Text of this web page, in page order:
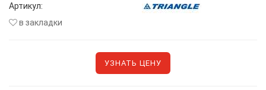
Артикул:
в закладки
УЗНАТЬ ЦЕНУ